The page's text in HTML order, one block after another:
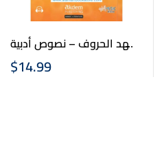
شهد الحروف – نصوص أدبية
مختارة
$14.99